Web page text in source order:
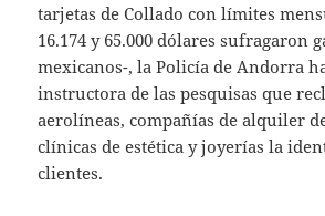
tarjetas de Collado con límites
16.174 y 65.000 dólares sufragaron
mexicanos-, la Policía de Andorra
instructora de las pesquisas que
aerolíneas, compañías de alquiler
clínicas de estética y joyerías la
clientes.